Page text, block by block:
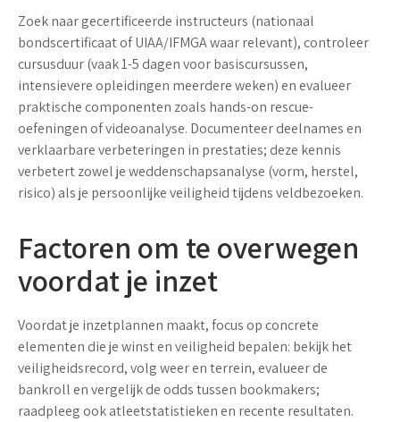
Zoek naar gecertificeerde instructeurs (nationaal
bondscertificaat of UIAA/IFMGA waar relevant), controleer
cursusduur (vaak 1-5 dagen voor basiscursussen,
intensievere opleidingen meerdere weken) en evalueer
praktische componenten zoals hands-on rescue-
oefeningen of videoanalyse. Documenteer deelnames en
verklaarbare verbeteringen in prestaties; deze kennis
verbetert zowel je weddenschapsanalyse (vorm, herstel,
risico) als je persoonlijke veiligheid tijdens veldbezoeken.
Factoren om te overwegen
voordat je inzet
Voordat je inzetplannen maakt, focus op concrete
elementen die je winst en veiligheid bepalen: bekijk het
veiligheidsrecord, volgweeren terrein, evalueer de
bankroll en vergelijk de oddstussen bookmakers;
raadpleeg ook atleetstatistieken en recente resultaten.